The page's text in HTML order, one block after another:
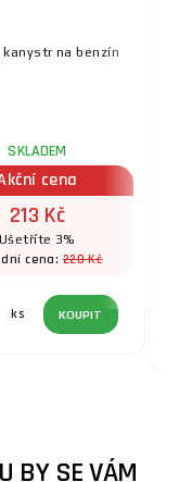
kanystr na benzín
SKLADEM
cena
213 Kč
Ušetříte 3%
cena:220 Kč
ks KOUPIT
BY SE VÁM